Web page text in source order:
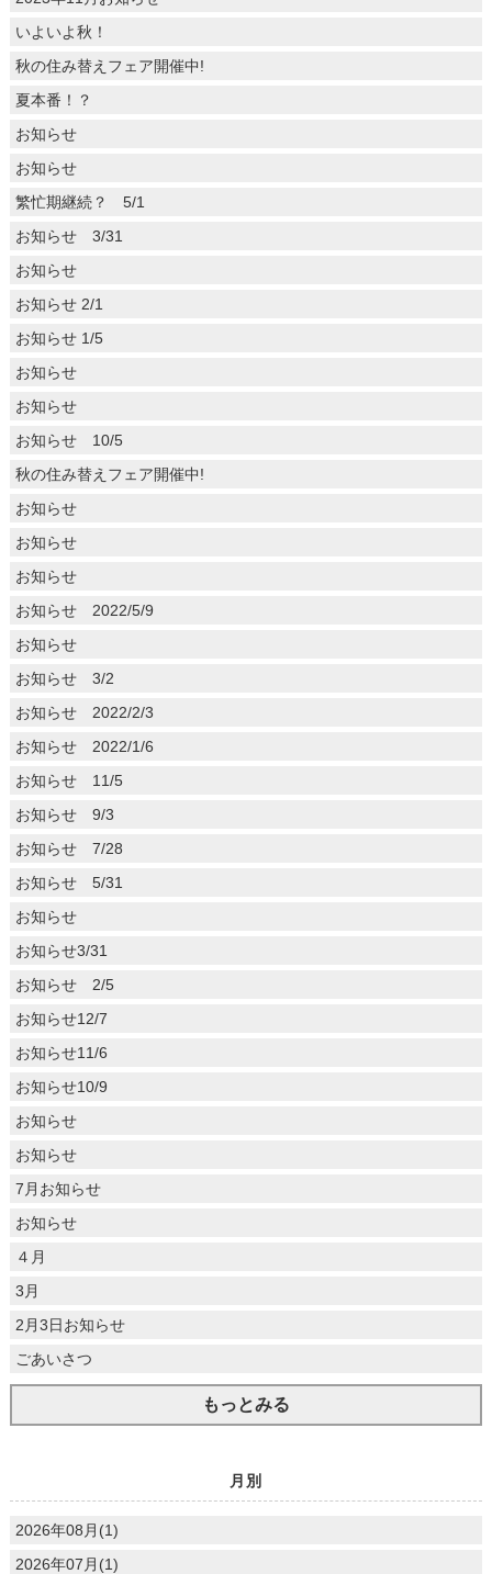
いよいよ秋！
秋の住み替えフェア開催中!
夏本番！？
お知らせ
お知らせ
繁忙期継続？ 5/1
お知らせ 3/31
お知らせ
お知らせ 2/1
お知らせ 1/5
お知らせ
お知らせ
お知らせ 10/5
秋の住み替えフェア開催中!
お知らせ
お知らせ
お知らせ
お知らせ 2022/5/9
お知らせ
お知らせ 3/2
お知らせ 2022/2/3
お知らせ 2022/1/6
お知らせ 11/5
お知らせ 9/3
お知らせ 7/28
お知らせ 5/31
お知らせ
お知らせ3/31
お知らせ 2/5
お知らせ12/7
お知らせ11/6
お知らせ10/9
お知らせ
お知らせ
7月お知らせ
お知らせ
４月
3月
2月3日お知らせ
ごあいさつ
もっとみる
月別
2026年08月(1)
2026年07月(1)